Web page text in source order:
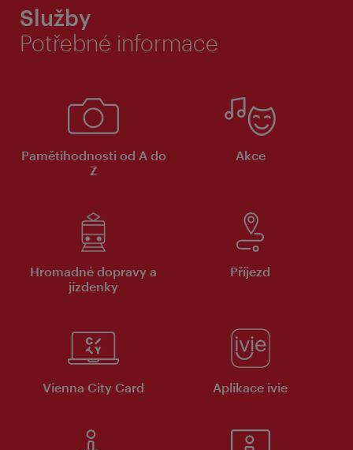
Služby
Potřebné informace
Pamětihodnosti od A do
Z
Akce
Hromadné dopravy a
jízdenky
Příjezd
Vienna City Card Aplikace ivie